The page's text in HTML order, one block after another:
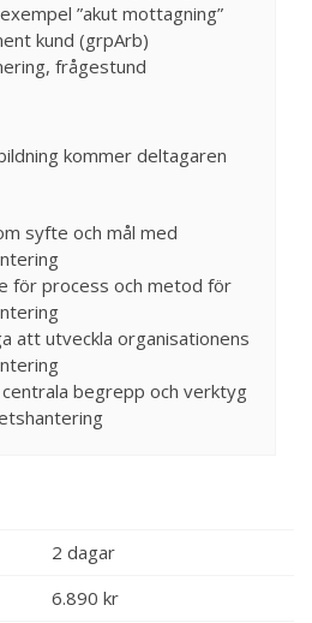
”akut mottagning”
kund (grpArb)
frågestund
kommer deltagaren
syfte och mål med
för process och metod för
att utveckla organisationens
centrala begrepp och verktyg
2 dagar
6.890 kr